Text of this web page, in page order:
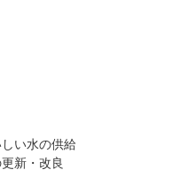
い水の供給
新・改良